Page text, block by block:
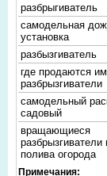
разбрыгиватель
самодельная
установка
разбызгиватель
где продаются
разбрызгиватели
самодельный
садовый
вращающиеся
полива огорода
самодельный
Примечания: